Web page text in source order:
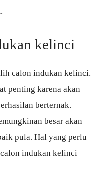
kelinci
calon indukan kelinci.
penting karena akan
berternak.
besar akan
pula. Hal yang perlu
indukan kelinci